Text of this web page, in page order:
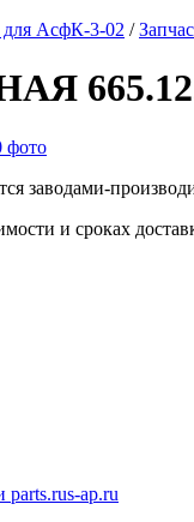
для АсфК-3-02 /
заводами-
и сроках